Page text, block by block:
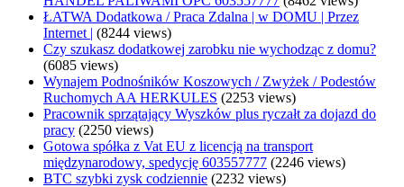
ŁATWA Dodatkowa / Praca Zdalna | w DOMU | Przez
Internet | (8244 views)
Czy szukasz dodatkowej zarobku nie wychodząc z domu?
(6085 views)
Wynajem Podnośników Koszowych / Zwyżek / Podestów
Ruchomych AA HERKULES (2253 views)
Pracownik sprzątający Wyszków plus ryczałt za dojazd do
pracy (2250 views)
Gotowa spółka z Vat EU z licencją na transport
międzynarodowy, spedycję 603557777 (2246 views)
BTC szybki zysk codziennie (2232 views)